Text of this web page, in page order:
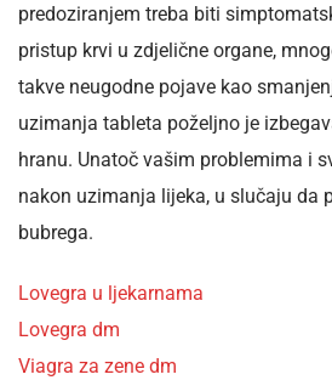
predoziranjem treba biti
pristup krvi u zdjelične organe,
takve neugodne pojave kao
uzimanja tableta poželjno je
hranu. Unatoč vašim problemima i
nakon uzimanja lijeka, u slučaju da
bubrega.
Lovegra u ljekarnama
Lovegra dm
Viagra za zene dm